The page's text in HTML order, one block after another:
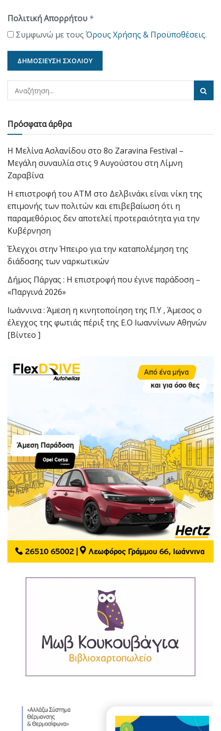
Πολιτική Απορρήτου *
Συμφωνώ με τους Όρους Χρήσης & Προϋποθέσεις.
Πρόσφατα άρθρα
Η Μελίνα Ασλανίδου στο 8ο Zaravina Festival –
Μεγάλη συναυλία στις 9 Αυγούστου στη Λίμνη
Ζαραβίνα
Η επιστροφή του ΑΤΜ στο Δελβινάκι είναι νίκη της
επιμονής των πολιτών και επιβεβαίωση ότι η
παραμεθόριος δεν αποτελεί προτεραιότητα για την
Κυβέρνηση
Έλεγχοι στην Ήπειρο για την καταπολέμηση της
διάδοσης των ναρκωτικών
Δήμος Πάργας : Η επιστροφή που έγινε παράδοση –
«Παργινά 2026»
Ιωάννινα : Άμεση η κινητοποίηση της Π.Υ , Άμεσος ο
έλεγχος της φωτιάς πέριξ της Ε.Ο Ιωαννίνων Αθηνών
[Βίντεο ]